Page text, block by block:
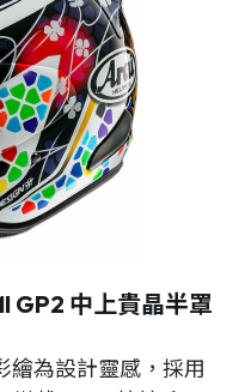
GP2 中上貴晶半罩
繪為設計靈感，採用